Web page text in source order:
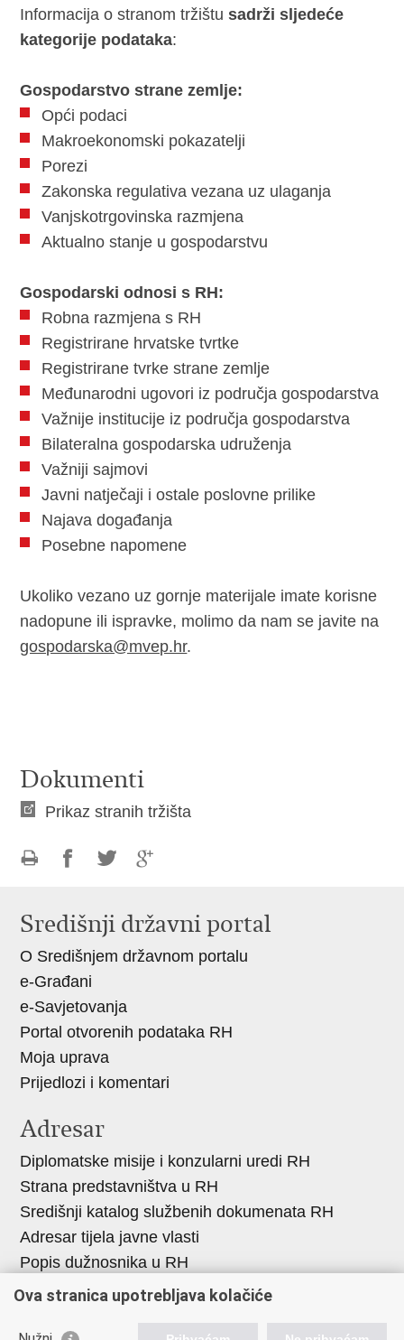
Informacija o stranom tržištusadrži sljedeće
kategorije podataka:
Gospodarstvo strane zemlje:
Opći podaci
Makroekonomski pokazatelji
Porezi
Zakonska regulativa vezana uz ulaganja
Vanjskotrgovinska razmjena
Aktualno stanje u gospodarstvu
Gospodarski odnosi s RH:
Robna razmjena s RH
Registrirane hrvatske tvrtke
Registrirane tvrke strane zemlje
Međunarodni ugovori iz područja gospodarstva
Važnije institucije iz područja gospodarstva
Bilateralna gospodarska udruženja
Važniji sajmovi
Javni natječaji i ostale poslovne prilike
Najava događanja
Posebne napomene
Ukoliko vezano uz gornje materijale imate korisne
nadopune ili ispravke, molimo da nam se javite na
gospodarska@mvep.hr.
Dokumenti
Prikaz stranih tržišta
Facebooku
TwitteruGoogle
+
Središnji državni portal
O Središnjem državnom portalu
e-Građani
e-Savjetovanja
Portal otvorenih podataka RH
Moja uprava
Prijedlozi i komentari
Adresar
Diplomatske misije i konzularni uredi RH
Strana predstavništva u RH
Središnji katalog službenih dokumenata RH
Adresar tijela javne vlasti
Popis dužnosnika u RH
Besplatni telefoni javne uprave
Korisne poveznice
Ova stranica upotrebljava kolačiće